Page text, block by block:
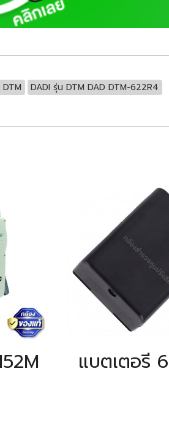
DTM DADI รุ่น DTM DAD DTM-622R4
แบตเตอรี่